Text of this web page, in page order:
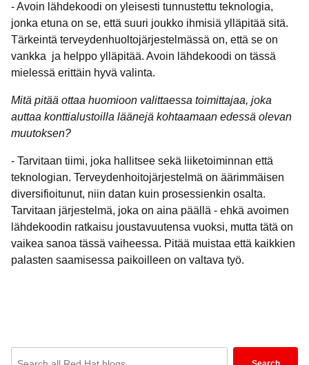
- Avoin lähdekoodi on yleisesti tunnustettu teknologia,
jonka etuna on se, että suuri joukko ihmisiä ylläpitää sitä.
Tärkeintä terveydenhuoltojärjestelmässä on, että se on
vankka ja helppo ylläpitää. Avoin lähdekoodi on tässä
mielessä erittäin hyvä valinta.
Mitä pitää ottaa huomioon valittaessa toimittajaa, joka
auttaa konttialustoilla läänejä kohtaamaan edessä olevan
muutoksen?
- Tarvitaan tiimi, joka hallitsee sekä liiketoiminnan että
teknologian. Terveydenhoitojärjestelmä on äärimmäisen
diversifioitunut, niin datan kuin prosessienkin osalta.
Tarvitaan järjestelmä, joka on aina päällä - ehkä avoimen
lähdekoodin ratkaisu joustavuutensa vuoksi, mutta tätä on
vaikea sanoa tässä vaiheessa. Pitää muistaa että kaikkien
palasten saamisessa paikoilleen on valtava työ.